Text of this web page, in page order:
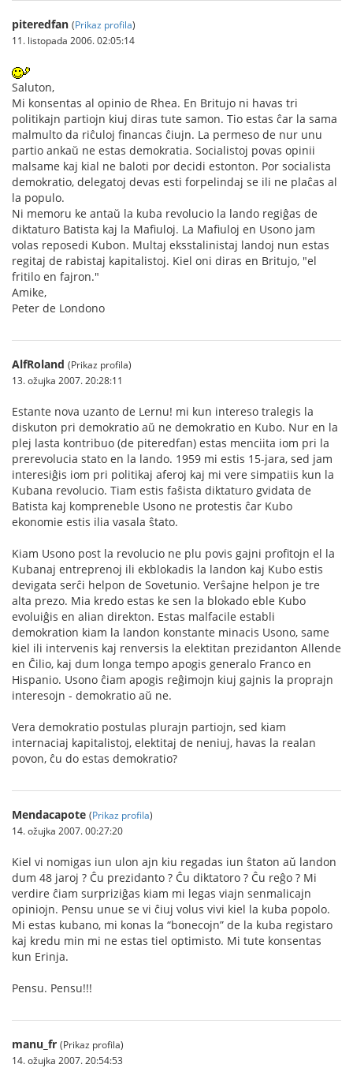
piteredfan (Prikaz profila)
11. listopada 2006. 02:05:14
Saluton,
Mi konsentas al opinio de Rhea. En Britujo ni havas tri
politikajn partiojn kiuj diras tute samon. Tio estas ĉar la sama
malmulto da riĉuloj financas ĉiujn. La permeso de nur unu
partio ankaŭ ne estas demokratia. Socialistoj povas opinii
malsame kaj kial ne baloti por decidi estonton. Por socialista
demokratio, delegatoj devas esti forpelindaj se ili ne plaĉas al
la populo.
Ni memoru ke antaŭ la kuba revolucio la lando regiĝas de
diktaturo Batista kaj la Mafiuloj. La Mafiuloj en Usono jam
volas reposedi Kubon. Multaj eksstalinistaj landoj nun estas
regitaj de rabistaj kapitalistoj. Kiel oni diras en Britujo, "el
fritilo en fajron."
Amike,
Peter de Londono
AlfRoland (Prikaz profila)
13. ožujka 2007. 20:28:11
Estante nova uzanto de Lernu! mi kun intereso tralegis la
diskuton pri demokratio aŭ ne demokratio en Kubo. Nur en la
plej lasta kontribuo (de piteredfan) estas menciita iom pri la
prerevolucia stato en la lando. 1959 mi estis 15-jara, sed jam
interesiĝis iom pri politikaj aferoj kaj mi vere simpatiis kun la
Kubana revolucio. Tiam estis faŝista diktaturo gvidata de
Batista kaj kompreneble Usono ne protestis ĉar Kubo
ekonomie estis ilia vasala ŝtato.
Kiam Usono post la revolucio ne plu povis gajni profitojn el la
Kubanaj entreprenoj ili ekblokadis la landon kaj Kubo estis
devigata serĉi helpon de Sovetunio. Verŝajne helpon je tre
alta prezo. Mia kredo estas ke sen la blokado eble Kubo
evoluiĝis en alian direkton. Estas malfacile establi
demokration kiam la landon konstante minacis Usono, same
kiel ili intervenis kaj renversis la elektitan prezidanton Allende
en Ĉilio, kaj dum longa tempo apogis generalo Franco en
Hispanio. Usono ĉiam apogis reĝimojn kiuj gajnis la proprajn
interesojn - demokratio aŭ ne.
Vera demokratio postulas plurajn partiojn, sed kiam
internaciaj kapitalistoj, elektitaj de neniuj, havas la realan
povon, ĉu do estas demokratio?
Mendacapote (Prikaz profila)
14. ožujka 2007. 00:27:20
Kiel vi nomigas iun ulon ajn kiu regadas iun ŝtaton aŭ landon
dum 48 jaroj ? Ĉu prezidanto ? Ĉu diktatoro ? Ĉu reĝo ? Mi
verdire ĉiam surpriziĝas kiam mi legas viajn senmalicajn
opiniojn. Pensu unue se vi ĉiuj volus vivi kiel la kuba popolo.
Mi estas kubano, mi konas la “bonecojn” de la kuba registaro
kaj kredu min mi ne estas tiel optimisto. Mi tute konsentas
kun Erinja.
Pensu. Pensu!!!
manu_fr (Prikaz profila)
14. ožujka 2007. 20:54:53